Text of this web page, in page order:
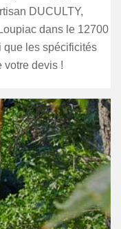
DUCULTY,
dans le 12700
que les spécificités
votre devis !